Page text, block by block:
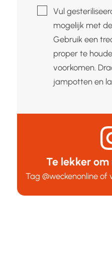
▢Vul
mogelijk met
Gebruik een
proper te
voorkomen.
jampotten en
Te lekker
Tag@weckenonline of